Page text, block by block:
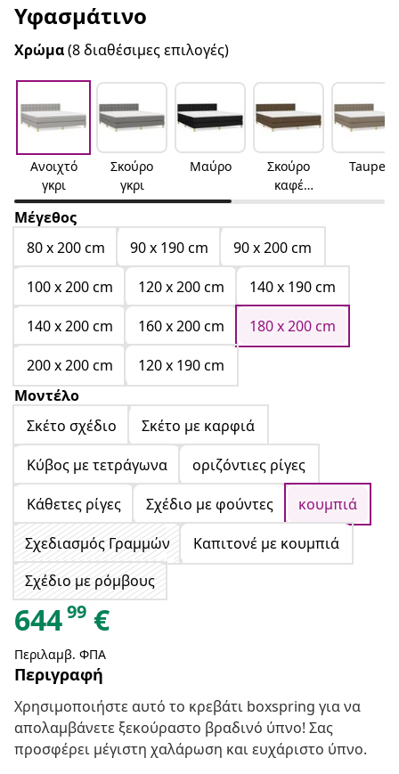
Υφασμάτινο
Χρώμα(8 διαθέσιμες επιλογές)
Ανοιχτό
γκρι
Σκούρο
γκρι
Μαύρο
Σκούρο
καφέ
Σκούρο
καφέ
Taupe
Μέγεθος
80 x 200 cm
90 x 190 cm
90 x 200 cm
100 x 200 cm
120 x 200 cm
140 x 190 cm
140 x 200 cm
160 x 200 cm
180 x 200 cm
200 x 200 cm
120 x 190 cm
Μοντέλο
Σκέτο σχέδιο
Σκέτο με καρφιά
Κύβος με τετράγωνα
οριζόντιες ρίγες
Κάθετες ρίγες
Σχέδιο με φούντες
κουμπιά
Σχεδιασμός Γραμμών
Καπιτονέ με κουμπιά
Σχέδιο με ρόμβους
64499 €
Περιλαμβ. ΦΠΑ
Περιγραφή
Χρησιμοποιήστε αυτό το κρεβάτι boxspring για να
απολαμβάνετε ξεκούραστο βραδινό ύπνο! Σας
προσφέρει μέγιστη χαλάρωση και ευχάριστο ύπνο.